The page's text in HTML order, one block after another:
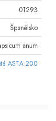
01293
Španělsko
anum
ASTA 200